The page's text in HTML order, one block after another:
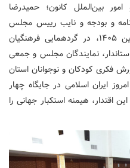
بین‌الملل کانون؛ حمیدرضا
و بودجه و نایب رییس مجلس
شورای اسلامی، روز شنبه ۲۹ فروردین ۱۴۰۵، در گردهمایی فرهنگیان
نمایندگان مجلس و جمعی
فکری کودکان و نوجوانان استان
ایران اسلامی در جایگاه چهار
اقتدار، هیمنه استکبار جهانی را